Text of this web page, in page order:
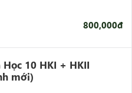
800,000đ
Học 10 HKI + HKII
mới)